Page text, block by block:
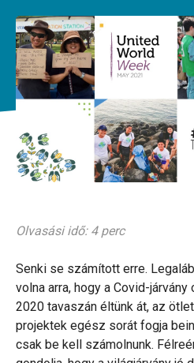
Olvasási idő: 4 perc
Senki se számított erre.
volna arra, hogy a Covid-
2020 tavaszán éltünk át, az
projektek egész sorát fogja
csak be kell számolnunk.